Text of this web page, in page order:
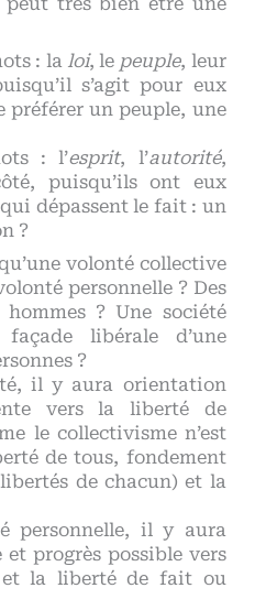
: la loi, le peuple, leur
s’agit pour eux
préférer un peuple, une
: l’esprit, l’autorité,
puisqu’ils ont eux
dépassent le fait : un
?
volonté collective
personnelle ? Des
? Une société
libérale d’une
?
il y aura orientation
vers la liberté de
le collectivisme n’est
de tous, fondement
de chacun) et la
personnelle, il y aura
progrès possible vers
la liberté de fait ou